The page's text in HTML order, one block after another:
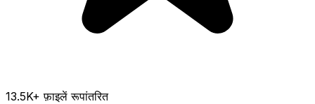
13.5K+ फ़ाइलें रूपांतरित